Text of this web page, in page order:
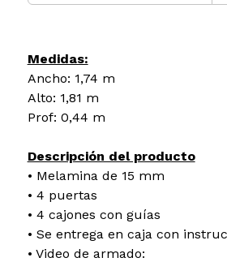
Medidas:
Ancho: 1,74 m
Alto: 1,81 m
Prof: 0,44 m
Descripción del producto
• Melamina de 15 mm
• 4 puertas
• 4 cajones con guías
• Se entrega en caja con
• Video de armado: